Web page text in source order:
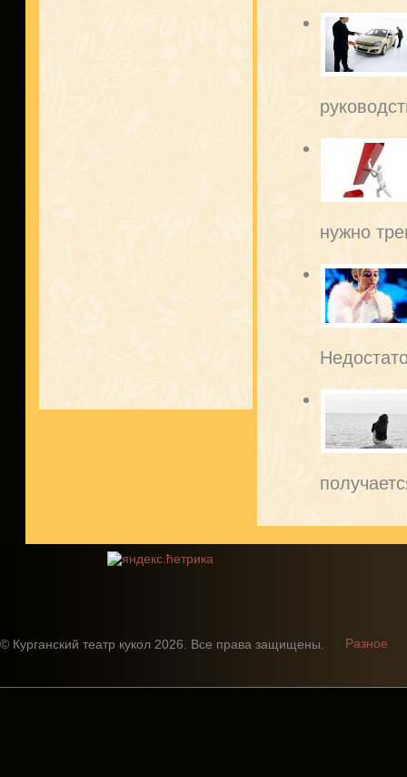
нужно
© Курганский театр кукол 2026. Все права защищены. Разное